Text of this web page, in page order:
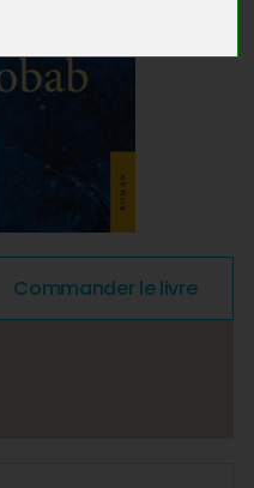
Commander le livre